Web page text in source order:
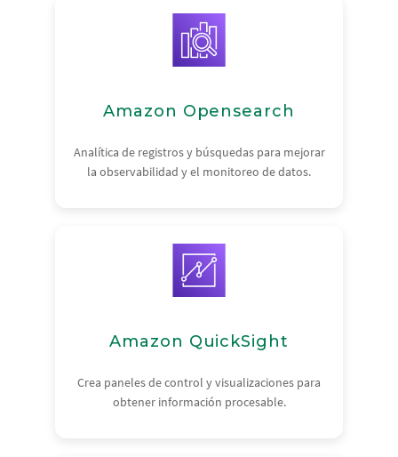
Amazon Opensearch
Analítica de registros y búsquedas para mejorar
la observabilidad y el monitoreo de datos.
Amazon QuickSight
Crea paneles de control y visualizaciones para
obtener información procesable.